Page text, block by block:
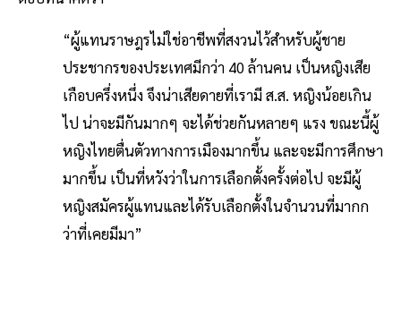
“ผู้แทนราษฎรไม่ใช่อาชีพที่สงวนไว้สำหรับผู้ชาย
ประชากรของประเทศมีกว่า 40 ล้านคน เป็นหญิงเสีย
เกือบครึ่งหนึ่ง จึงน่าเสียดายที่เรามี ส.ส. หญิงน้อยเกิน
ไป น่าจะมีกันมากๆ จะได้ช่วยกันหลายๆ แรง ขณะนี้ผู้
หญิงไทยตื่นตัวทางการเมืองมากขึ้น และจะมีการศึกษา
มากขึ้น เป็นที่หวังว่าในการเลือกตั้งครั้งต่อไป จะมีผู้
หญิงสมัครผู้แทนและได้รับเลือกตั้งในจำนวนที่มากก
ว่าที่เคยมีมา”